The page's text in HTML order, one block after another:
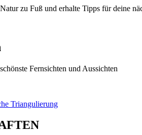
zu Fuß und erhalte Tipps für deine
Fernsichten und Aussichten
Triangulierung